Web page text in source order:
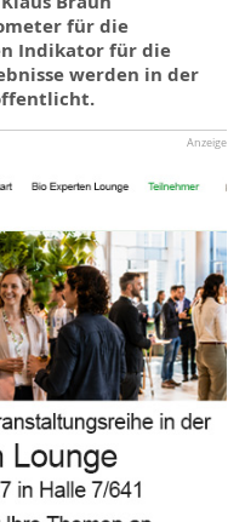
für die
Indikator für die
werden in der
Anzeige